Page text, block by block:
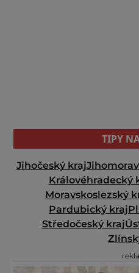
TIPY
Jihočeský kraj
Královéhradecký
Moravskoslezský
Pardubický kraj
Středočeský kraj